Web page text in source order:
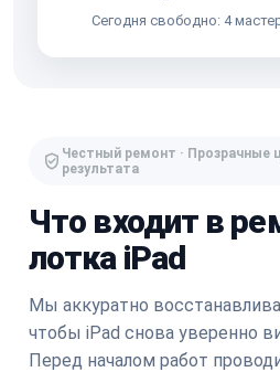
Сегодня свободно: 4
Честный ремонт · Прозрачные
результата
Что входит в
лотка iPad
Мы аккуратно
чтобы iPad снова уверенно
Перед началом работ